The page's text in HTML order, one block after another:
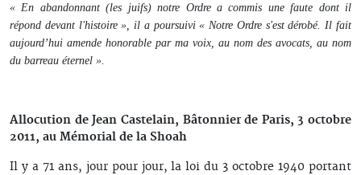
« En abandonnant (les juifs) notre Ordre a commis une faute dont il
répond devant l'histoire », il a poursuivi « Notre Ordre s'est dérobé. Il fait
aujourd’hui amende honorable par ma voix, au nom des avocats, au nom
du barreau éternel ».
Allocution de Jean Castelain, Bâtonnier de Paris, 3 octobre
2011, au Mémorial de la Shoah
Il y a 71 ans, jour pour jour, la loi du 3 octobre 1940 portant